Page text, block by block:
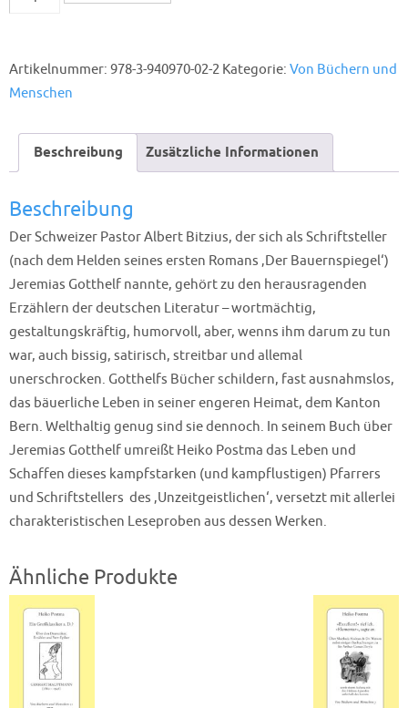
Unzeitgeistliche
Artikelnummer: 978-3-940970-02-2 Kategorie: Von Büchern und
Menschen
Beschreibung Zusätzliche Informationen
Beschreibung
Der Schweizer Pastor Albert Bitzius, der sich als Schriftsteller
(nach dem Helden seines ersten Romans ‚Der Bauernspiegel‘)
Jeremias Gotthelf nannte, gehört zu den herausragenden
Erzählern der deutschen Literatur – wortmächtig,
gestaltungskräftig, humorvoll, aber, wenns ihm darum zu tun
war, auch bissig, satirisch, streitbar und allemal
unerschrocken. Gotthelfs Bücher schildern, fast ausnahmslos,
das bäuerliche Leben in seiner engeren Heimat, dem Kanton
Bern. Welthaltig genug sind sie dennoch. In seinem Buch über
Jeremias Gotthelf umreißt Heiko Postma das Leben und
Schaffen dieses kampfstarken (und kampflustigen) Pfarrers
und Schriftstellers  des ‚Unzeitgeistlichen‘, versetzt mit allerlei
charakteristischen Leseproben aus dessen Werken.
Ähnliche Produkte